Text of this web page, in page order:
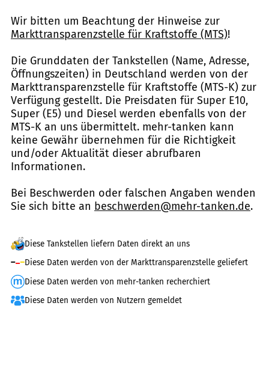
Wir bitten um Beachtung der Hinweise zur
Markttransparenzstelle für Kraftstoffe (MTS)!
Die Grunddaten der Tankstellen (Name, Adresse,
Öffnungszeiten) in Deutschland werden von der
Markttransparenzstelle für Kraftstoffe (MTS-K) zur
Verfügung gestellt. Die Preisdaten für Super E10,
Super (E5) und Diesel werden ebenfalls von der
MTS-K an uns übermittelt. mehr-tanken kann
keine Gewähr übernehmen für die Richtigkeit
und/oder Aktualität dieser abrufbaren
Informationen.
Bei Beschwerden oder falschen Angaben wenden
Sie sich bitte an beschwerden@mehr-tanken.de.
Diese Tankstellen liefern Daten direkt an uns
Diese Daten werden von der Markttransparenzstelle geliefert
Diese Daten werden von mehr-tanken recherchiert
Diese Daten werden von Nutzern gemeldet